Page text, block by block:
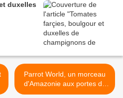
duxelles
Parrot World, un morceau
d'Amazonie aux portes de
Paris >